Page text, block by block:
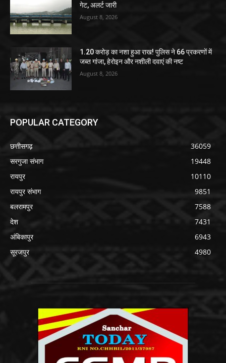
गेट, अलर्ट जारी
August 8, 2026
1.20 करोड़ का नशा हुआ राख! पुलिस ने 66 प्रकरणों में
जब्त गांजा, हेरोइन और नशीली दवाएं की नष्ट
August 8, 2026
POPULAR CATEGORY
छत्तीसगढ़
36059
सरगुजा संभाग
19448
रायपुर
10110
रायपुर संभाग
9851
बलरामपुर
7588
देश
7431
अंबिकापुर
6943
सूरजपुर
4980